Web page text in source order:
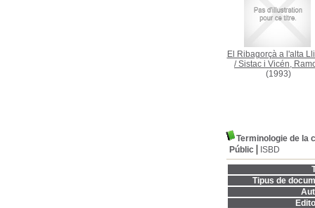
El Ribagorçà a l'alta
/Sistac i Vicén,
(1993)
Terminologie de la
Públic
ISBD
Tipus de